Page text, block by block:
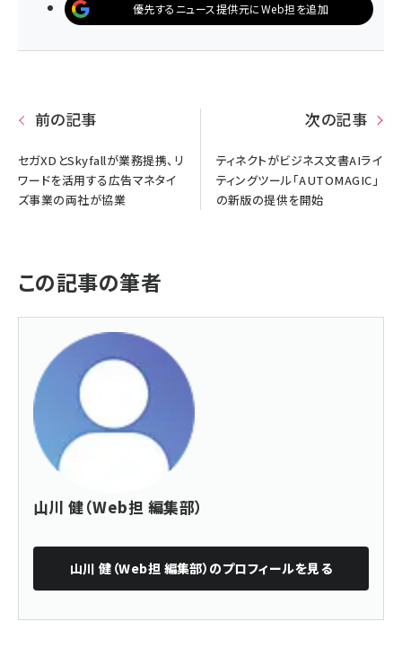
優先するニュース提供元にWeb担を追加
前の記事
セガXDとSkyfallが業務提携、リ
ワードを活用する広告マネタイ
ズ事業の両社が協業
次の記事
ティネクトがビジネス文書AIライ
ティングツール「AUTOMAGIC」
の新版の提供を開始
この記事の筆者
山川 健（Web担 編集部）
山川 健（Web担 編集部） のプロフィールを見る